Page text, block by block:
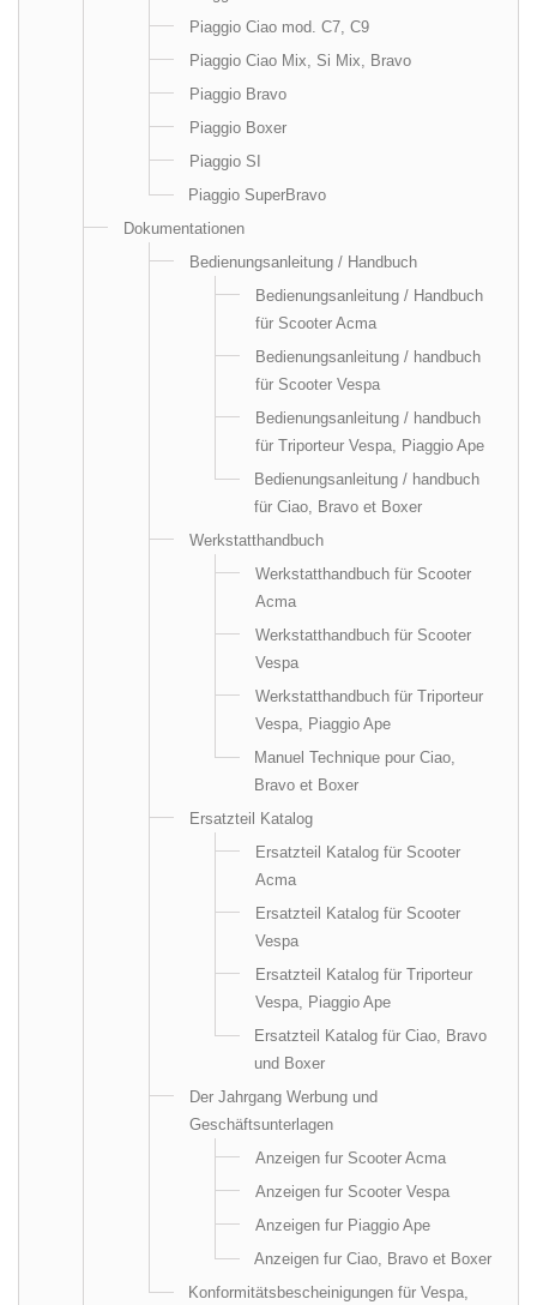
Piaggio Ciao mod. C7, C9
Piaggio Ciao Mix, Si Mix, Bravo
Piaggio Bravo
Piaggio Boxer
Piaggio SI
Piaggio SuperBravo
Dokumentationen
Bedienungsanleitung / Handbuch
Bedienungsanleitung / Handbuch
für Scooter Acma
Bedienungsanleitung / handbuch
für Scooter Vespa
Bedienungsanleitung / handbuch
für Triporteur Vespa, Piaggio Ape
Bedienungsanleitung / handbuch
für Ciao, Bravo et Boxer
Werkstatthandbuch
Werkstatthandbuch für Scooter
Acma
Werkstatthandbuch für Scooter
Vespa
Werkstatthandbuch für Triporteur
Vespa, Piaggio Ape
Manuel Technique pour Ciao,
Bravo et Boxer
Ersatzteil Katalog
Ersatzteil Katalog für Scooter
Acma
Ersatzteil Katalog für Scooter
Vespa
Ersatzteil Katalog für Triporteur
Vespa, Piaggio Ape
Ersatzteil Katalog für Ciao, Bravo
und Boxer
Der Jahrgang Werbung und
Geschäftsunterlagen
Anzeigen fur Scooter Acma
Anzeigen fur Scooter Vespa
Anzeigen fur Piaggio Ape
Anzeigen fur Ciao, Bravo et Boxer
Konformitätsbescheinigungen für Vespa,